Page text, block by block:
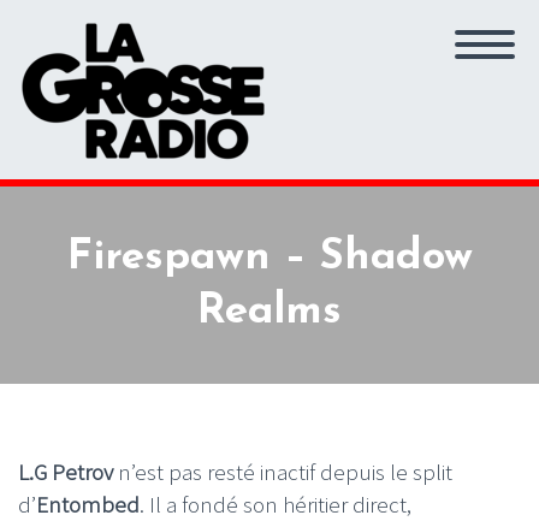
Firespawn – Shadow
Realms
L.G Petrov n’est pas resté inactif depuis le split
d’Entombed. Il a fondé son héritier direct,